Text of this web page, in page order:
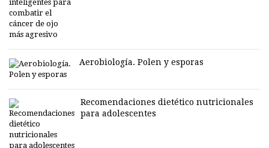
Aerobiología. Polen y esporas
Recomendaciones dietético nutricionales
para adolescentes